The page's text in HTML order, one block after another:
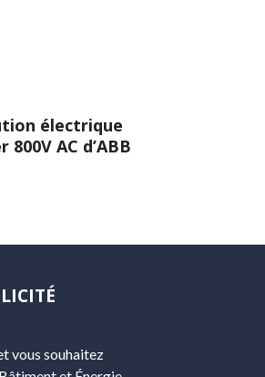
électrique
AC d’ABB
vous souhaitez